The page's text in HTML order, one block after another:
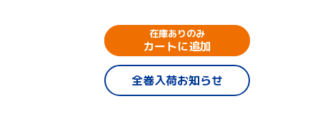
在庫ありのみ
カートに追加
全巻入荷お知らせ